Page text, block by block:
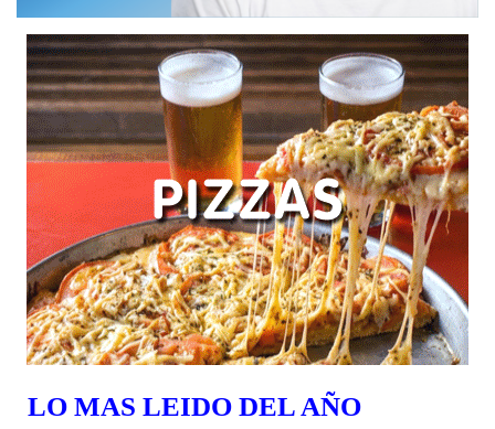
LO MAS LEIDO DEL AÑO